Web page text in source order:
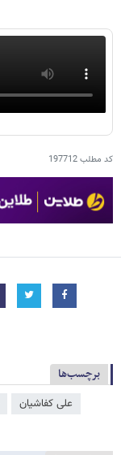
کد مطلب197712
برچسب‌ها
علی کفاشیان